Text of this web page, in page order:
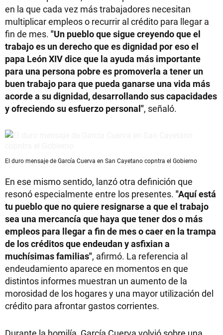
en la que cada vez más trabajadores necesitan
multiplicar empleos o recurrir al crédito para llegar a
fin de mes. "Un pueblo que sigue creyendo que el
trabajo es un derecho que es dignidad por eso el
papa León XIV dice que la ayuda más importante
para una persona pobre es promoverla a tener un
buen trabajo para que pueda ganarse una vida más
acorde a su dignidad, desarrollando sus capacidades
y ofreciendo su esfuerzo personal", señaló.
El duro mensaje de García Cuerva en San Cayetano copntra el Gobierno
En ese mismo sentido, lanzó otra definición que
resonó especialmente entre los presentes. "Aquí está
tu pueblo que no quiere resignarse a que el trabajo
sea una mercancía que haya que tener dos o más
empleos para llegar a fin de mes o caer en la trampa
de los créditos que endeudan y asfixian a
muchísimas familias", afirmó. La referencia al
endeudamiento aparece en momentos en que
distintos informes muestran un aumento de la
morosidad de los hogares y una mayor utilización del
crédito para afrontar gastos corrientes.